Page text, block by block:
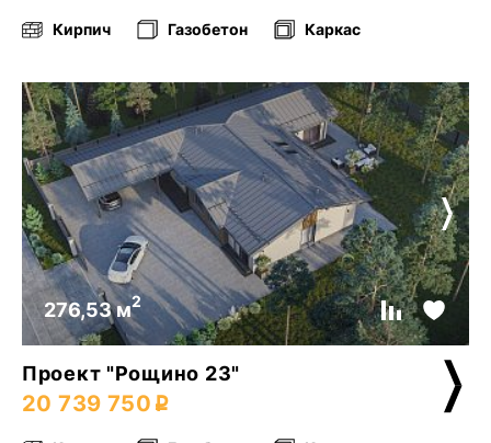
Кирпич Газобетон Каркас
276,53 м2
Проект "Рощино 23"
20 739 750